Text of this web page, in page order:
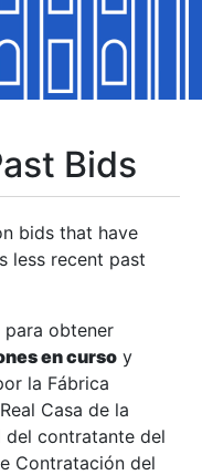
Bids
bids that have
less recent past
obtener
en curso y
la Fábrica
Casa de la
del contratante del
Contratación del